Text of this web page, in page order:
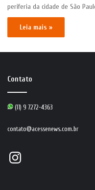
periferia da cidade de São
Leia mais »
Contato
(11) 9 7272-4363
contato@acessenews.com.br
Instagram